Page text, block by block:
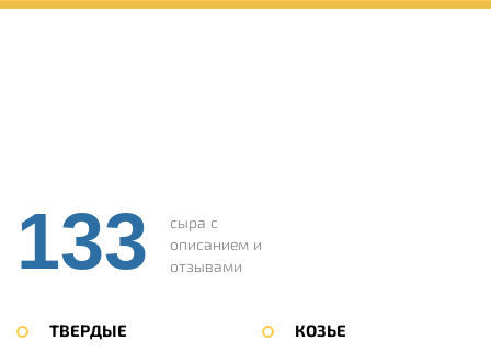
133
сыра с
описанием и
отзывами
ТВЕРДЫЕ КОЗЬЕ